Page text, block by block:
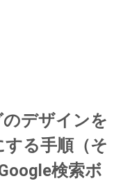
のデザインを
る手順（そ
検索ボ